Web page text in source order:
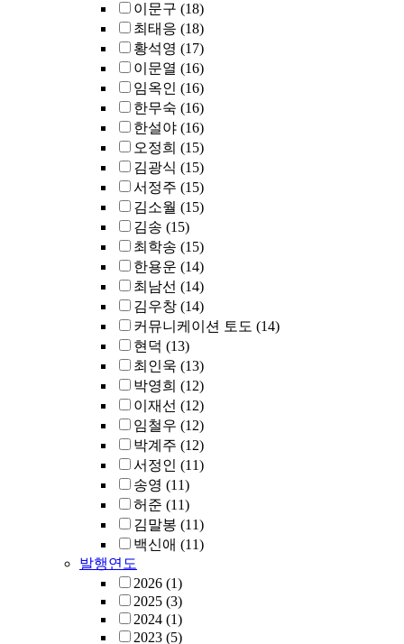
이문구 (18)
최태응 (18)
황석영 (17)
이문열 (16)
임옥인 (16)
한무숙 (16)
한설야 (16)
오정희 (15)
김광식 (15)
서정주 (15)
김소월 (15)
김송 (15)
최학송 (15)
한용운 (14)
최남선 (14)
김우창 (14)
커뮤니케이션 토도 (14)
현덕 (13)
최인욱 (13)
박영희 (12)
이재선 (12)
임철우 (12)
박계주 (12)
서정인 (11)
송영 (11)
허준 (11)
김말봉 (11)
백신애 (11)
발행연도
2026 (1)
2025 (3)
2024 (1)
2023 (5)